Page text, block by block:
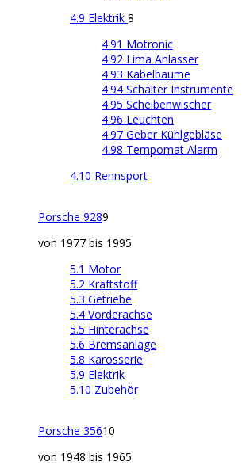
4.9 Elektrik 8
4.91 Motronic
4.92 Lima Anlasser
4.93 Kabelbäume
4.94 Schalter Instrumente
4.95 Scheibenwischer
4.96 Leuchten
4.97 Geber Kühlgebläse
4.98 Tempomat Alarm
4.10 Rennsport
Porsche 9289
von 1977 bis 1995
5.1 Motor
5.2 Kraftstoff
5.3 Getriebe
5.4 Vorderachse
5.5 Hinterachse
5.6 Bremsanlage
5.8 Karosserie
5.9 Elektrik
5.10 Zubehör
Porsche 35610
von 1948 bis 1965